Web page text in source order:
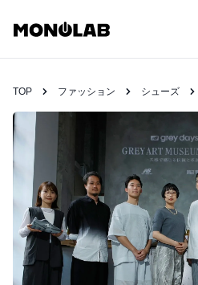
TOP ファッション シューズ